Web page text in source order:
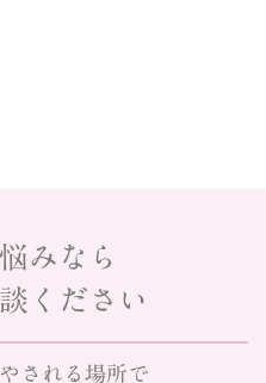
みなら
ください
される場所で